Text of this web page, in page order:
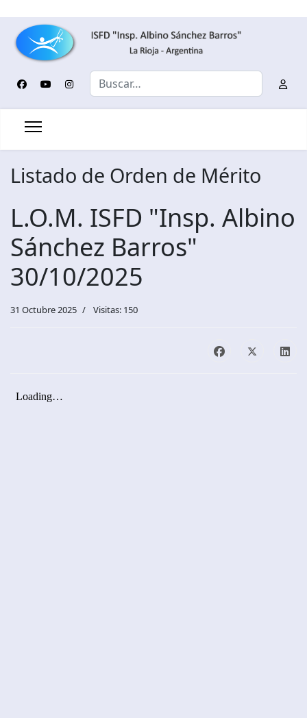
Buscar
Listado de Orden de Mérito
L.O.M. ISFD "Insp. Albino
Sánchez Barros"
30/10/2025
31 Octubre 2025 Visitas: 150